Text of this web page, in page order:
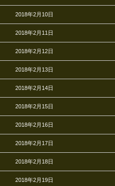
2018年2月10日
2018年2月11日
2018年2月12日
2018年2月13日
2018年2月14日
2018年2月15日
2018年2月16日
2018年2月17日
2018年2月18日
2018年2月19日